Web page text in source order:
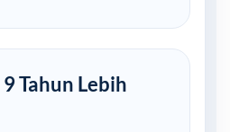
Tahun Lebih